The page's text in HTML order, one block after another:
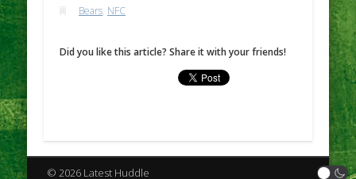
Bears, NFC
Did you like this article? Share it with your friends!
© 2026 Latest Huddle